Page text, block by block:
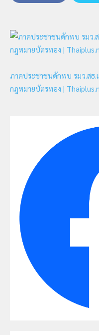
ภาคประชาชนดักพบ รมว.สธ.
กฎหมายบัตรทอง |